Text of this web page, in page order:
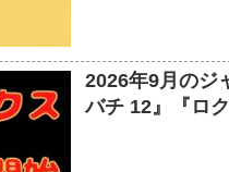
2026年9月のジ
バチ 12』『ロ